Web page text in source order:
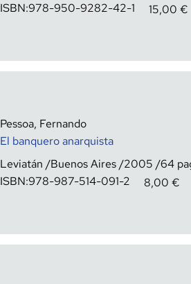
ISBN:978-950-9282-42-1 15,00 €
Pessoa, Fernando
El banquero anarquista
Leviatán
Buenos Aires 2005 64
ISBN:978-987-514-091-2 8,00 €